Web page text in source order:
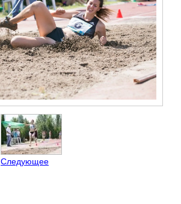
Следующее